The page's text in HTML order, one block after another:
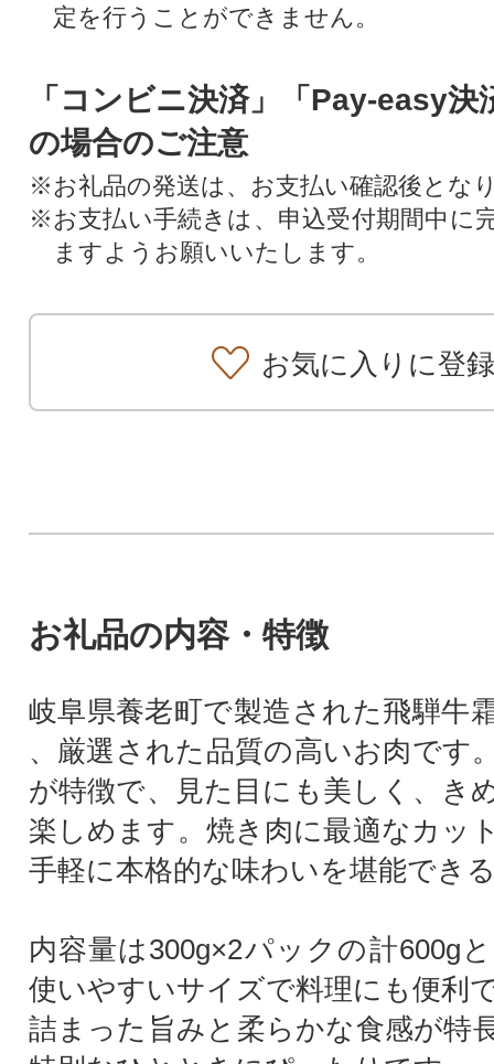
定を行うことができません。
「コンビニ決済」「Pay-easy決
の場合のご注意
※お礼品の発送は、お支払い確認後とな
※お支払い手続きは、申込受付期間中に
ますようお願いいたします。
お気に入りに登録
お礼品の内容・特徴
岐阜県養老町で製造された飛騨牛
、厳選された品質の高いお肉です
が特徴で、見た目にも美しく、き
楽しめます。焼き肉に最適なカッ
手軽に本格的な味わいを堪能でき
内容量は300g×2パックの計600g
使いやすいサイズで料理にも便利
詰まった旨みと柔らかな食感が特